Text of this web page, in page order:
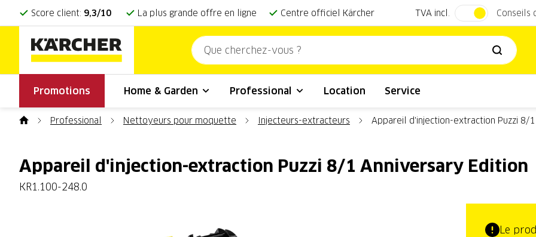
Score client: 9,3/10 La plus grande offre en ligne Centre officiel Kärcher Conseils
Promotions Home & Garden Professional Location Service
TVA incl.
Professional Nettoyeurs pour moquette Injecteurs-extracteurs Appareil d'injection-extraction Puzzi 8/
Appareil d'injection-extraction Puzzi 8/1 Anniversary Edition
KR1.100-248.0
Le